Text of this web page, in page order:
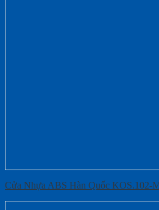
Cửa Nhựa ABS Hàn Quốc KOS.102-